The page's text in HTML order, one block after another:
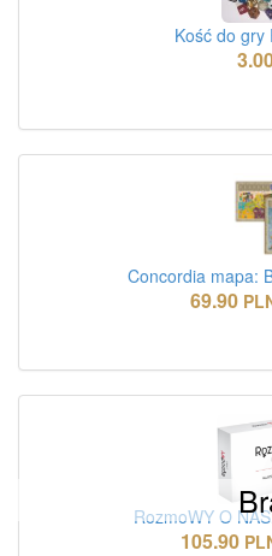
Kość do gry
Concordia mapa:
69.90
RozmoWY O
105.90